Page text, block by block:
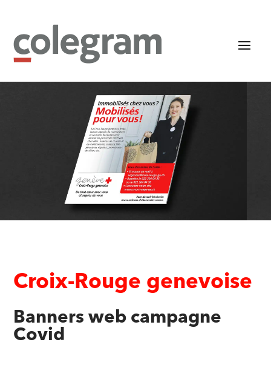
Croix-Rouge genevoise
Banners web campagne
Covid